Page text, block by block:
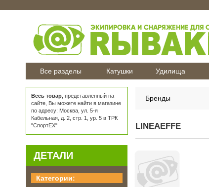
Все разделы Катушки Удилища
Бренды
LINEAEFFE
Весь товар , представленный на
сайте, Вы можете найти в магазине
по адресу: Москва, ул. 5-я
Кабельная, д. 2, стр. 1, ур. 5 в ТРК
"СпортЕХ"
ДЕТАЛИ
Категории: